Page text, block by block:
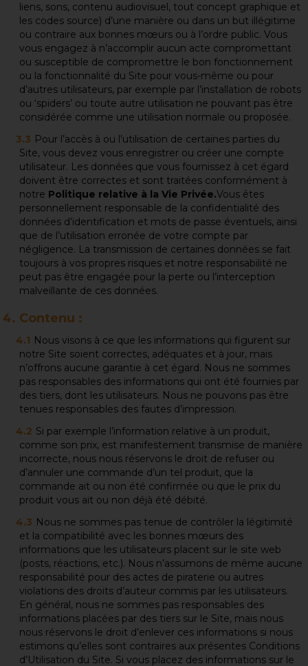
liens, sons, contenu audiovisuel, tout concept graphique et
les codes source) d’une manière ou dans un but illégitime
ou contraire aux bonnes mœurs ou à l’ordre public. Vous
vous engagez à n’accomplir aucun acte compromettant
ou susceptible de compromettre le bon fonctionnement
ou la fonctionnalité du Site pour vous-même ou pour
d’autres utilisateurs, par exemple par l’installation de robots
ou ‘spiders’ ou toute autre utilisation ne pouvant pas être
considérée comme une utilisation normale ou proposée.
Pour l’accès à ou l’utilisation de certaines parties du
Site, vous devez vous enregistrer ou créer une compte
utilisateur. Les données que vous fournissez à cet égard
doivent être correctes et sont traitées conformément à
notre Politique relative à la Vie Privée.Vous êtes
personnellement responsable de la confidentialité des
données d’identification et mots de passe éventuels, ainsi
que de l’utilisation erronée de votre compte par
négligence. La transmission de certaines données se fait
toujours à vos propres risques et notre responsabilité ne
peut pas être engagée pour la perte ou l’interception
malveillante de ces données.
Contenu :
Nous visons à ce que les informations qui figurent sur
notre Site soient correctes, adéquates et à jour, mais
n’offrons aucune garantie à cet égard. Nous ne sommes
pas responsables des informations qui ont été fournies par
des tiers, dont les utilisateurs. Nous ne pouvons pas être
tenues responsables des fautes d’impression.
Si par exemple l’information relative à un produit,
comme son prix, est manifestement transmise de manière
incorrecte, nous nous réservons le droit de refuser ou
d’annuler une commande d’un tel produit, que la
commande ait ou non été confirmée ou que le prix du
produit vous ait ou non déjà été débité.
Nous ne sommes pas tenue de contrôler la légitimité
et la compatibilité avec les bonnes mœurs des
informations que les utilisateurs placent sur le site web
(posts, réactions, etc.). Nous n’assumons de même aucune
responsabilité pour des actes de piraterie ou autres
violations des droits d’auteur commis par les utilisateurs.
En général, nous ne sommes pas responsables des
informations placées par des tiers sur le Site, mais nous
nous réservons le droit d’enlever ces informations si nous
estimons qu’elles sont contraires aux présentes Conditions
d’Utilisation du Site. Si vous placez des informations sur le